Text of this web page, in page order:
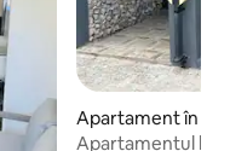
Apartament în
Apartamentul lui